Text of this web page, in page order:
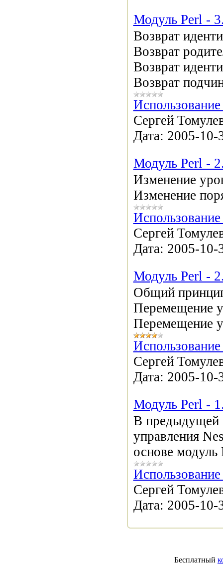
Модуль Perl -
Возврат
Возврат
Возврат
Возврат
Сергей
Дата: 2005-10-
Модуль Perl -
Изменение
Изменение
Сергей
Дата: 2005-10-
Модуль Perl -
Общий
Перемещение
Перемещение
Сергей
Дата: 2005-10-
Модуль Perl -
В предыдущей
управления
основе модуль
Сергей
Дата: 2005-10-
Бесплатный